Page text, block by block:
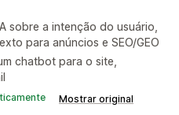
sobre a intenção do usuário,
para anúncios e SEO/GEO
chatbot para o site,
Mostrar original